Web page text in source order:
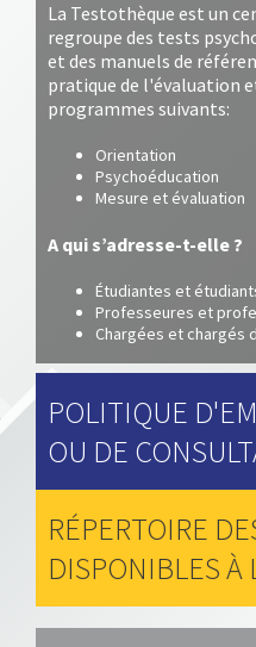
La Testothèque est un
regroupe des tests
et des manuels de
pratique de l'évaluation
programmes suivants:
Orientation
Psychoéducation
Mesure et évaluation
A qui s’adresse-t-elle ?
Étudiantes et
Professeures et
Chargées et chargés
POLITIQUE
OU DE
RÉPERTOIRE
DISPONIBLES À